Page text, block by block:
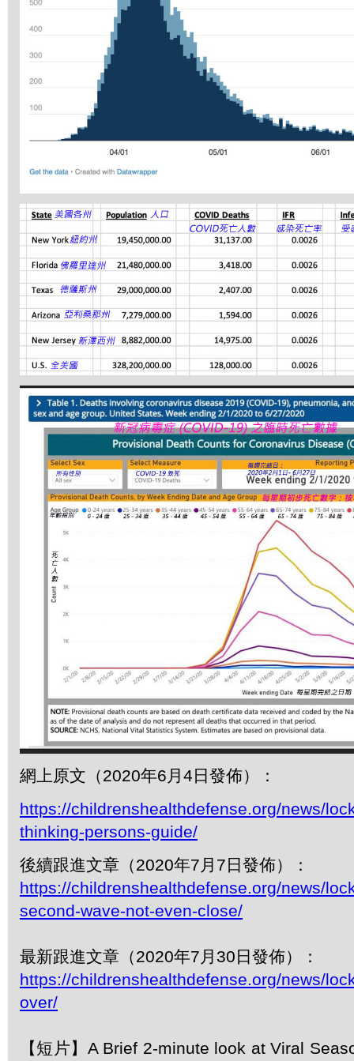
網上原文（2020年6月4日發佈）：
https://childrenshealthdefense.org/news/
thinking-persons-guide/
後續跟進文章（2020年7月7日發佈）：
https://childrenshealthdefense.org/news/
second-wave-not-even-close/
最新跟進文章（2020年7月30日發佈）：
https://childrenshealthdefense.org/news/
over/
【短片】A Brief 2-minute look at Viral